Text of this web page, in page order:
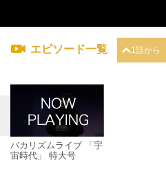
エピソード一覧 1話から
バカリズムライブ 「宇
宙時代」 特大号